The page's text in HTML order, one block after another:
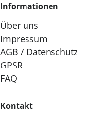
Informationen
Über uns
Impressum
AGB / Datenschutz
GPSR
FAQ
Kontakt